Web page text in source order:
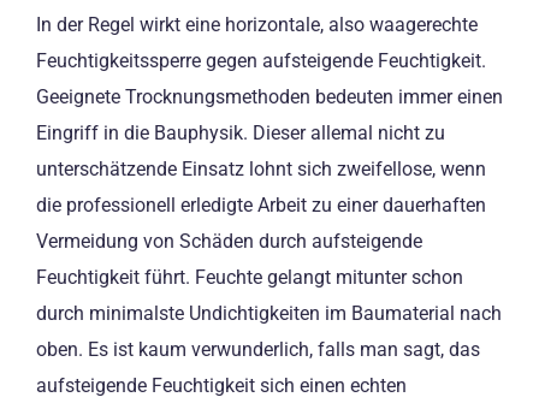
In der Regel wirkt eine horizontale, also waagerechte
Feuchtigkeitssperre gegen aufsteigende Feuchtigkeit.
Geeignete Trocknungsmethoden bedeuten immer einen
Eingriff in die Bauphysik. Dieser allemal nicht zu
unterschätzende Einsatz lohnt sich zweifellose, wenn
die professionell erledigte Arbeit zu einer dauerhaften
Vermeidung von Schäden durch aufsteigende
Feuchtigkeit führt. Feuchte gelangt mitunter schon
durch minimalste Undichtigkeiten im Baumaterial nach
oben. Es ist kaum verwunderlich, falls man sagt, das
aufsteigende Feuchtigkeit sich einen echten